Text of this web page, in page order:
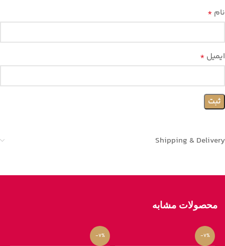
نام *
ایمیل *
Shipping & Delivery
محصولات مشابه
-7%
-7%